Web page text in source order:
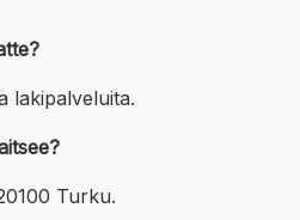
lakipalveluita.
Turku.